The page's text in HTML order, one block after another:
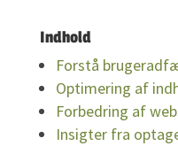
Indhold
Forstå
Optimering af
Forbedring af
Insigter fra